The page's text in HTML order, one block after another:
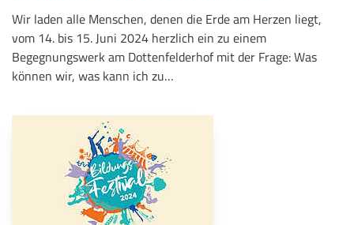
Wir laden alle Menschen, denen die Erde am Herzen liegt,
vom 14. bis 15. Juni 2024 herzlich ein zu einem
Begegnungswerk am Dottenfelderhof mit der Frage: Was
können wir, was kann ich zu…